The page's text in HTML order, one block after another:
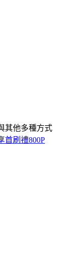
其他多種方式
首刷禮800P